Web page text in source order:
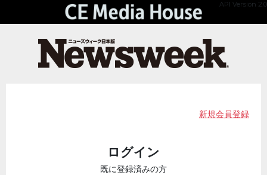
API Version 2.0
新規会員登録
ログイン
既に登録済みの方